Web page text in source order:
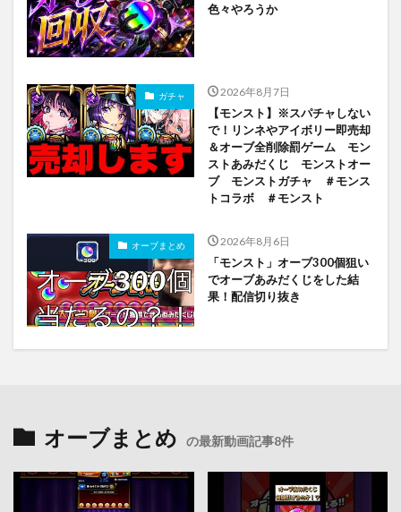
色々やろうか
ガチャ 2026年8月7日
【モンスト】※スパチャしない
で！リンネやアイボリー即売却
＆オーブ全削除罰ゲーム モン
ストあみだくじ モンストオー
ブ モンストガチャ ＃モンス
トコラボ ＃モンスト
オーブまとめ 2026年8月6日
「モンスト」オーブ300個狙い
でオーブあみだくじをした結
果！配信切り抜き
オーブまとめ の最新動画記事8件